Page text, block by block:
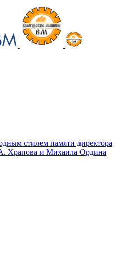
стилем памяти директора
и Михаила Ордина